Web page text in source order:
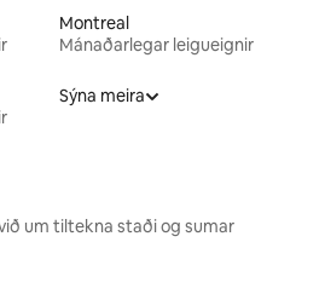
Montreal
Mánaðarlegar leigueignir
Sýna meira
um tiltekna staði og sumar